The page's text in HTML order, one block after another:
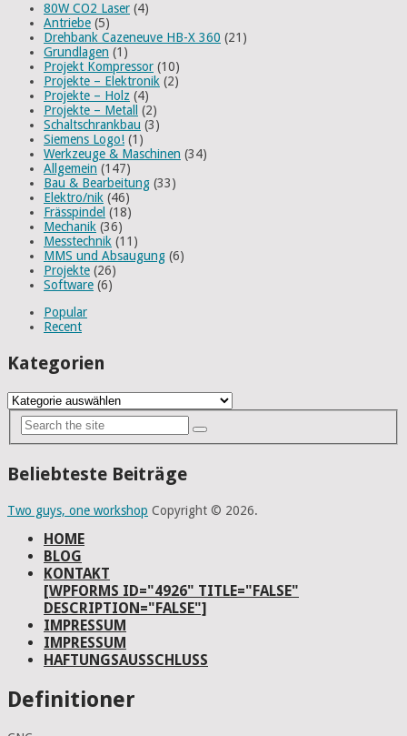
80W CO2 Laser (4)
Antriebe (5)
Drehbank Cazeneuve HB-X 360 (21)
Grundlagen (1)
Projekt Kompressor (10)
Projekte – Elektronik (2)
Projekte – Holz (4)
Projekte – Metall
(2)
Schaltschrankbau (3)
Siemens Logo! (1)
Werkzeuge & Maschinen (34)
Allgemein (147)
Bau & Bearbeitung (33)
Elektro/nik (46)
Frässpindel (18)
Mechanik (36)
Messtechnik (11)
MMS und Absaugung (6)
Projekte (26)
Software (6)
Popular
Recent
Kategorien
Kategorien
Beliebteste Beiträge
Two guys, one workshop Copyright © 2026.
HOME
BLOG
KONTAKT
[WPFORMS ID="4926" TITLE="FALSE"
DESCRIPTION="FALSE"]
IMPRESSUM
IMPRESSUM
HAFTUNGSAUSSCHLUSS
Definitioner